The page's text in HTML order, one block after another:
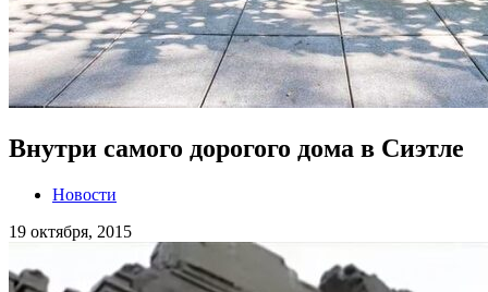
Внутри самого дорогого дома в Сиэтле
Новости
19 октября, 2015